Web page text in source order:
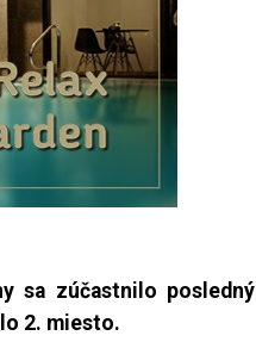
sa zúčastnilo posledný
2. miesto.